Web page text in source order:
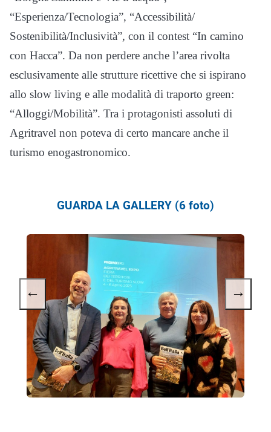
“Esperienza/Tecnologia”, “Accessibilità/
Sostenibilità/Inclusività”, con il contest “In camino
con Hacca”. Da non perdere anche l’area rivolta
esclusivamente alle strutture ricettive che si ispirano
allo slow living e alle modalità di traporto green:
“Alloggi/Mobilità”. Tra i protagonisti assoluti di
Agritravel non poteva di certo mancare anche il
turismo enogastronomico.
GUARDA LA GALLERY (6 foto)
← →